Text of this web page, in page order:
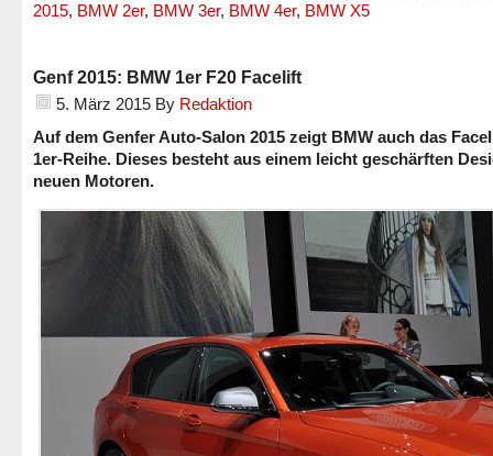
2015, BMW 2er, BMW 3er, BMW 4er, BMW X5
Genf 2015: BMW 1er F20 Facelift
5. März 2015 By Redaktion
Auf dem Genfer Auto-Salon 2015 zeigt BMW auch das
1er-Reihe. Dieses besteht aus einem leicht geschärften
neuen Motoren.